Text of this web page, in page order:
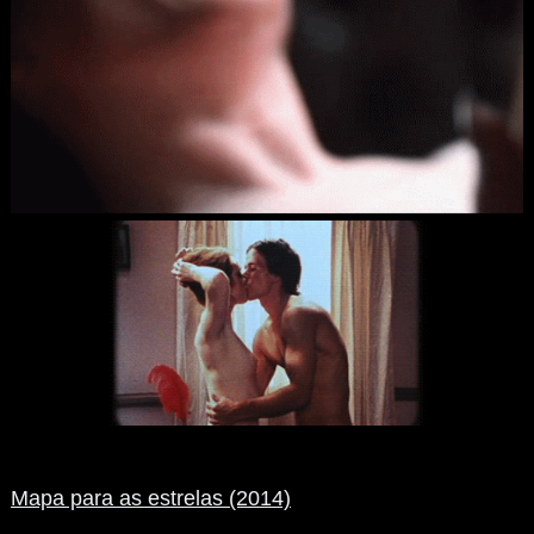
Mapa para as estrelas (2014)